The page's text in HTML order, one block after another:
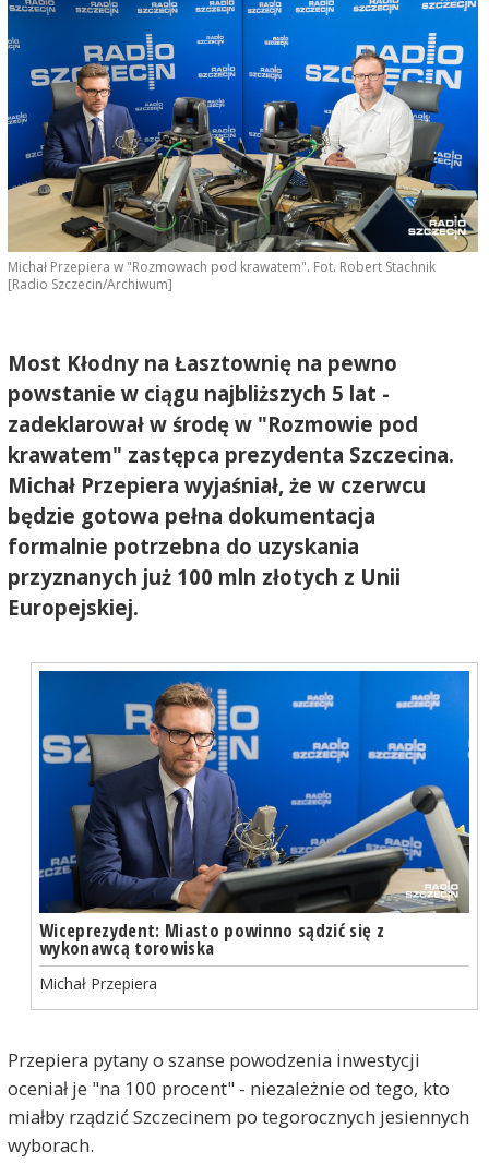
Michał Przepiera w "Rozmowach pod krawatem". Fot. Robert Stachnik
[Radio Szczecin/Archiwum]
Most Kłodny na Łasztownię na pewno
powstanie w ciągu najbliższych 5 lat -
zadeklarował w środę w "Rozmowie pod
krawatem" zastępca prezydenta Szczecina.
Michał Przepiera wyjaśniał, że w czerwcu
będzie gotowa pełna dokumentacja
formalnie potrzebna do uzyskania
przyznanych już 100 mln złotych z Unii
Europejskiej.
Wiceprezydent: Miasto powinno sądzić się z
wykonawcą torowiska
Michał Przepiera
Przepiera pytany o szanse powodzenia inwestycji
oceniał je "na 100 procent" - niezależnie od tego, kto
miałby rządzić Szczecinem po tegorocznych jesiennych
wyborach.